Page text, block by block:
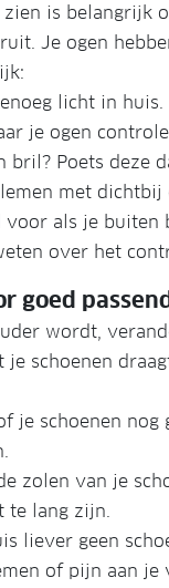
zien is belangrijk
Je ogen
licht in
je ogen
bril? Poets deze
met
als je buiten
over het
goed
wordt,
je schoenen
je schoenen nog
zolen van je
te lang zijn.
liever geen
of pijn aan je